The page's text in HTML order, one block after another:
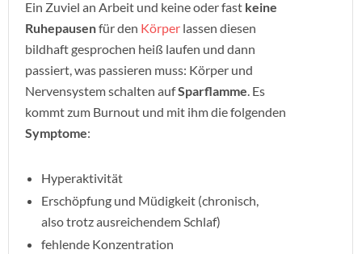
Ein Zuviel an Arbeit und keine oder fast keine
Ruhepausenfür den Körper lassen diesen
bildhaft gesprochen heiß laufen und dann
passiert, was passieren muss: Körper und
Nervensystem schalten aufSparflamme. Es
kommt zum Burnout und mit ihm die folgenden
Symptome:
Hyperaktivität
Erschöpfung und Müdigkeit (chronisch,
also trotz ausreichendem Schlaf)
fehlende Konzentration